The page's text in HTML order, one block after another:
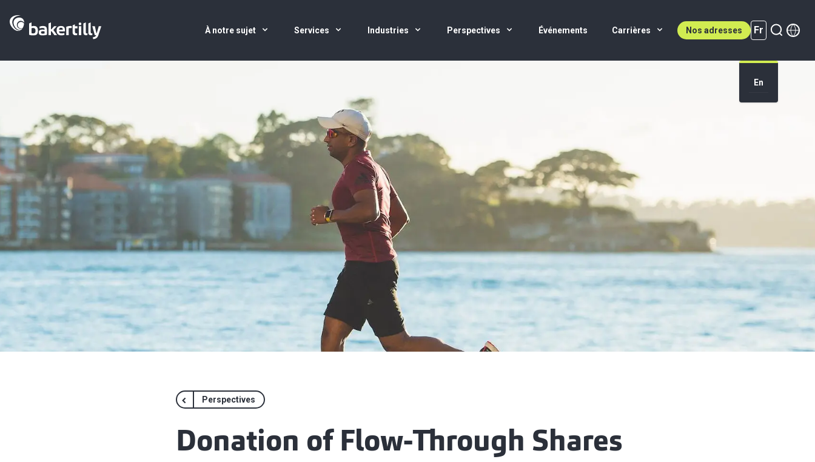
À notre sujet Services Industries Perspectives Événements Carrières Nos adresses Fr
En
Fr (active)
Perspectives
Donation of Flow-Through Shares